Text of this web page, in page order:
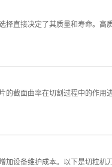
直接决定了其质量和寿命。高
截面曲率在切割过程中的作用
加设备维护成本。以下是切粒机